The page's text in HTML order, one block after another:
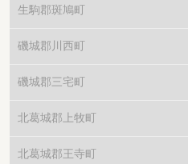
生駒郡斑鳩町
磯城郡川西町
磯城郡三宅町
北葛城郡上牧町
北葛城郡王寺町